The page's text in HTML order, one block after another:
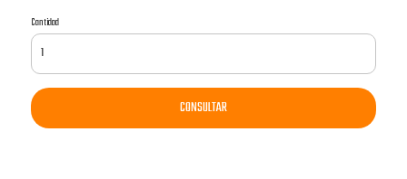
Cantidad
CONSULTAR